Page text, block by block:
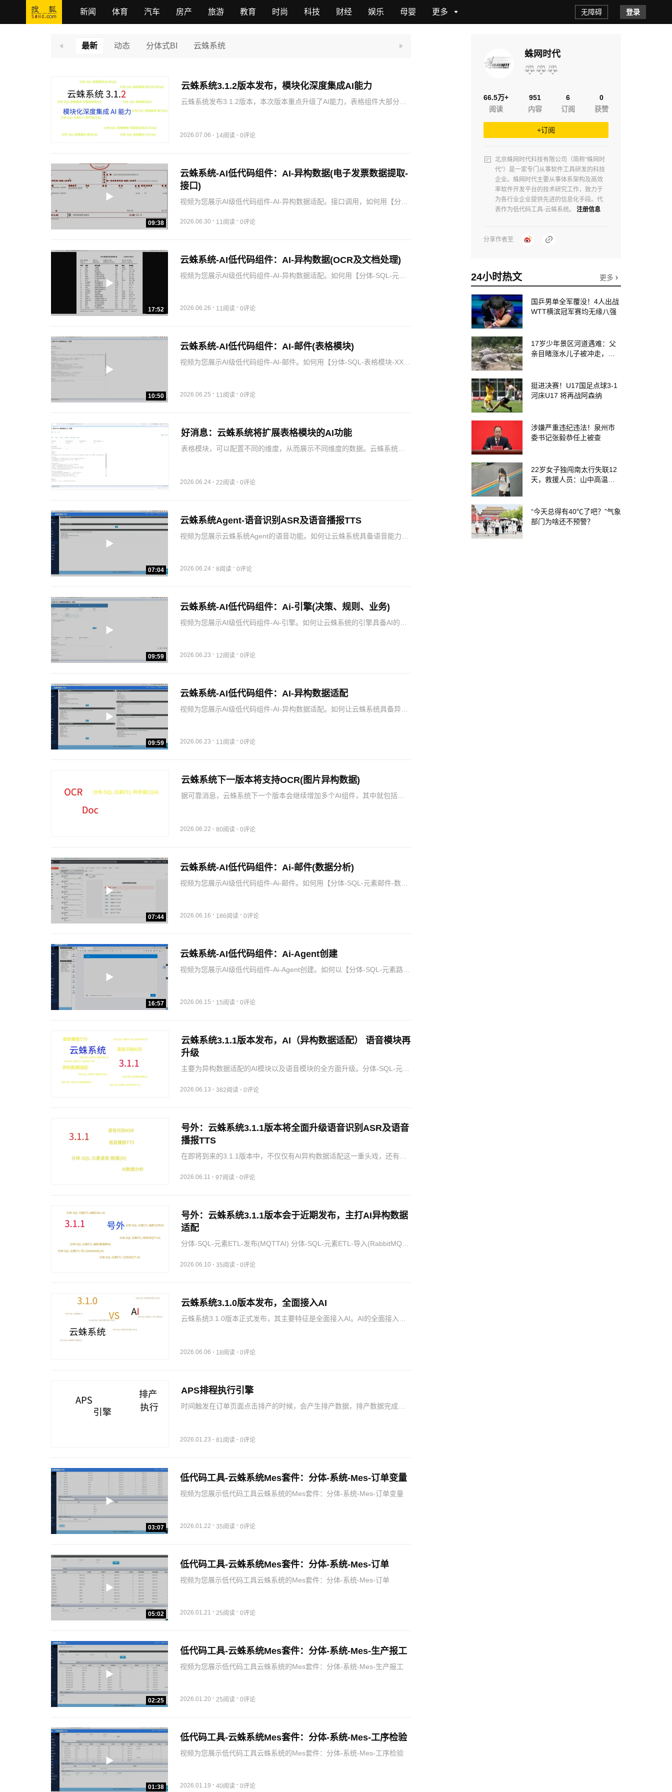
新闻 体育 汽车 房产 旅游 教育 时尚 科技 财经 娱乐 母婴 更多 登录
无障碍
最新 动态 分体式BI 云蛛系统
云蛛系统3.1.2版本发布，模块化深度集成AI能力
云蛛系统发布3.1.2版本，本次版本重点升级了AI能力，表格组件大部分支
2026.07.06 · 14阅读 · 0评论
09:38
云蛛系统-AI低代码组件：AI-异构数据(电子发票数据提取-
接口)
视频为您展示AI级低代码组件-AI-异构数据适配。接口调用，如何用【分体-
让您领略云蛛系统的魅力！
2026.06.30 · 11阅读 · 0评论
17:52
云蛛系统-AI低代码组件：AI-异构数据(OCR及文档处理)
视频为您展示AI级低代码组件-AI-异构数据适配。如何用【分体-SQL-元素
2026.06.26 · 11阅读 · 0评论
10:50
云蛛系统-AI低代码组件：AI-邮件(表格模块)
视频为您展示AI级低代码组件-AI-邮件。如何用【分体-SQL-表格模块-XX】
2026.06.25 · 11阅读 · 0评论
好消息：云蛛系统将扩展表格模块的AI功能
表格模块，可以配置不同的维度，从而展示不同维度的数据。云蛛系统的
的AI报告…
2026.06.24 · 22阅读 · 0评论
07:04
云蛛系统Agent-语音识别ASR及语音播报TTS
视频为您展示云蛛系统Agent的语音功能。如何让云蛛系统具备语音能力，
2026.06.24 · 8阅读 · 0评论
09:59
云蛛系统-AI低代码组件：Ai-引擎(决策、规则、业务)
视频为您展示AI级低代码组件-Ai-引擎。如何让云蛛系统的引擎具备AI的能
2026.06.23 · 12阅读 · 0评论
09:59
云蛛系统-AI低代码组件：AI-异构数据适配
视频为您展示AI级低代码组件-AI-异构数据适配。如何让云蛛系统具备异构
2026.06.23 · 11阅读 · 0评论
云蛛系统下一版本将支持OCR(图片异构数据)
据可靠消息，云蛛系统下一个版本会继续增加多个AI组件，其中就包括很
2026.06.22 · 80阅读 · 0评论
07:44
云蛛系统-AI低代码组件：Ai-邮件(数据分析)
视频为您展示AI级低代码组件-Ai-邮件。如何用【分体-SQL-元素邮件-数据
2026.06.16 · 186阅读 · 0评论
16:57
云蛛系统-AI低代码组件：Ai-Agent创建
视频为您展示AI级低代码组件-Ai-Agent创建。如何以【分体-SQL-元素路
2026.06.15 · 15阅读 · 0评论
云蛛系统3.1.1版本发布，AI（异构数据适配） 语音模块再
升级
主要为异构数据适配的AI模块以及语音模块的全方面升级。分体-SQL-元素
分析）、AI引擎(云蛛系统内部的三大引擎：规则、业务…
2026.06.13 · 382阅读 · 0评论
号外：云蛛系统3.1.1版本将全面升级语音识别ASR及语音
播报TTS
在即将到来的3.1.1版本中，不仅仅有AI异构数据适配这一重头戏，还有一
线化，甚至只能写汉语拼音进行拟声。但好歹有了语音功能，可以播报也
2026.06.11 · 97阅读 · 0评论
号外：云蛛系统3.1.1版本会于近期发布，主打AI异构数据
适配
分体-SQL-元素ETL-发布(MQTTAI) 分体-SQL-元素ETL-导入(RabbitMQAI)
据，统一数据格式，然后就可以处理了。R…
2026.06.10 · 35阅读 · 0评论
云蛛系统3.1.0版本发布，全面接入AI
云蛛系统3.1.0版本正式发布，其主要特征是全面接入AI。AI的全面接入，
2026.06.06 · 18阅读 · 0评论
APS排程执行引擎
时间触发在订单页面点击排产的时候，会产生排产数据，排产数据完成
不属于，此工序直接…
2026.01.23 · 81阅读 · 0评论
03:07
低代码工具-云蛛系统Mes套件：分体-系统-Mes-订单变量
视频为您展示低代码工具云蛛系统的Mes套件：分体-系统-Mes-订单变量
2026.01.22 · 35阅读 · 0评论
05:02
低代码工具-云蛛系统Mes套件：分体-系统-Mes-订单
视频为您展示低代码工具云蛛系统的Mes套件：分体-系统-Mes-订单
2026.01.21 · 25阅读 · 0评论
02:25
低代码工具-云蛛系统Mes套件：分体-系统-Mes-生产报工
视频为您展示低代码工具云蛛系统的Mes套件：分体-系统-Mes-生产报工
2026.01.20 · 25阅读 · 0评论
01:38
低代码工具-云蛛系统Mes套件：分体-系统-Mes-工序检验
视频为您展示低代码工具云蛛系统的Mes套件：分体-系统-Mes-工序检验
2026.01.19 · 40阅读 · 0评论
蛛网时代
66.5万+
阅读
951
内容
6
订阅
0
获赞
+订阅
北京蛛网时代科技有限公司（简称“蛛网时
代”）是一家专门从事软件工具研发的科技
企业。蛛网时代主要从事体系架构及高效
率软件开发平台的技术研究工作，致力于
为各行业企业提供先进的信息化手段。代
表作为低代码工具-云蛛系统。
注册信息
分享作者至
24小时热文 更多
国乒男单全军覆没！4人出战
WTT横滨冠军赛均无缘八强
17岁少年景区河道遇难：父
亲目睹涨水儿子被冲走，当
挺进决赛！U17国足点球3-1
河床U17 将再战阿森纳
涉嫌严重违纪违法！泉州市
委书记张毅恭任上被查
22岁女子独闯南太行失联12
天，救援人员：山中高温、
“今天总得有40℃了吧？”气象
部门为啥还不预警？